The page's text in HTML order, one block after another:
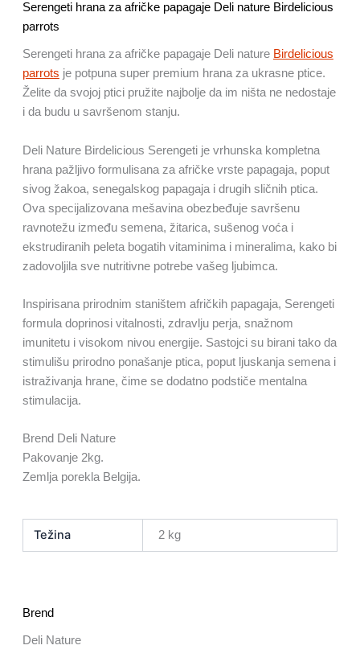
Serengeti hrana za afričke papagaje Deli nature Birdelicious
parrots
Serengeti hrana za afričke papagaje Deli nature Birdelicious
parrots je potpuna super premium hrana za ukrasne ptice.
Želite da svojoj ptici pružite najbolje da im ništa ne nedostaje
i da budu u savršenom stanju.
Deli Nature Birdelicious Serengeti je vrhunska kompletna
hrana pažljivo formulisana za afričke vrste papagaja, poput
sivog žakoa, senegalskog papagaja i drugih sličnih ptica.
Ova specijalizovana mešavina obezbeđuje savršenu
ravnotežu između semena, žitarica, sušenog voća i
ekstrudiranih peleta bogatih vitaminima i mineralima, kako bi
zadovoljila sve nutritivne potrebe vašeg ljubimca.
Inspirisana prirodnim staništem afričkih papagaja, Serengeti
formula doprinosi vitalnosti, zdravlju perja, snažnom
imunitetu i visokom nivou energije. Sastojci su birani tako da
stimulišu prirodno ponašanje ptica, poput ljuskanja semena i
istraživanja hrane, čime se dodatno podstiče mentalna
stimulacija.
Brend Deli Nature
Pakovanje 2kg.
Zemlja porekla Belgija.
Težina 2 kg
Brend
Deli Nature